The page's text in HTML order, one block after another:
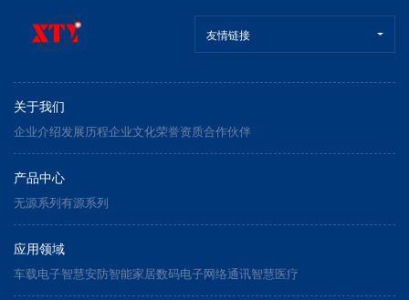
友情链接
关于我们
企业介绍发展历程企业文化荣誉资质合作伙伴
产品中心
无源系列有源系列
应用领域
车载电子智慧安防智能家居数码电子网络通讯智慧医疗